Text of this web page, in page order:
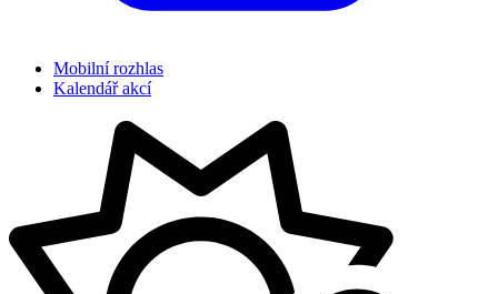
Mobilní rozhlas
Kalendář akcí